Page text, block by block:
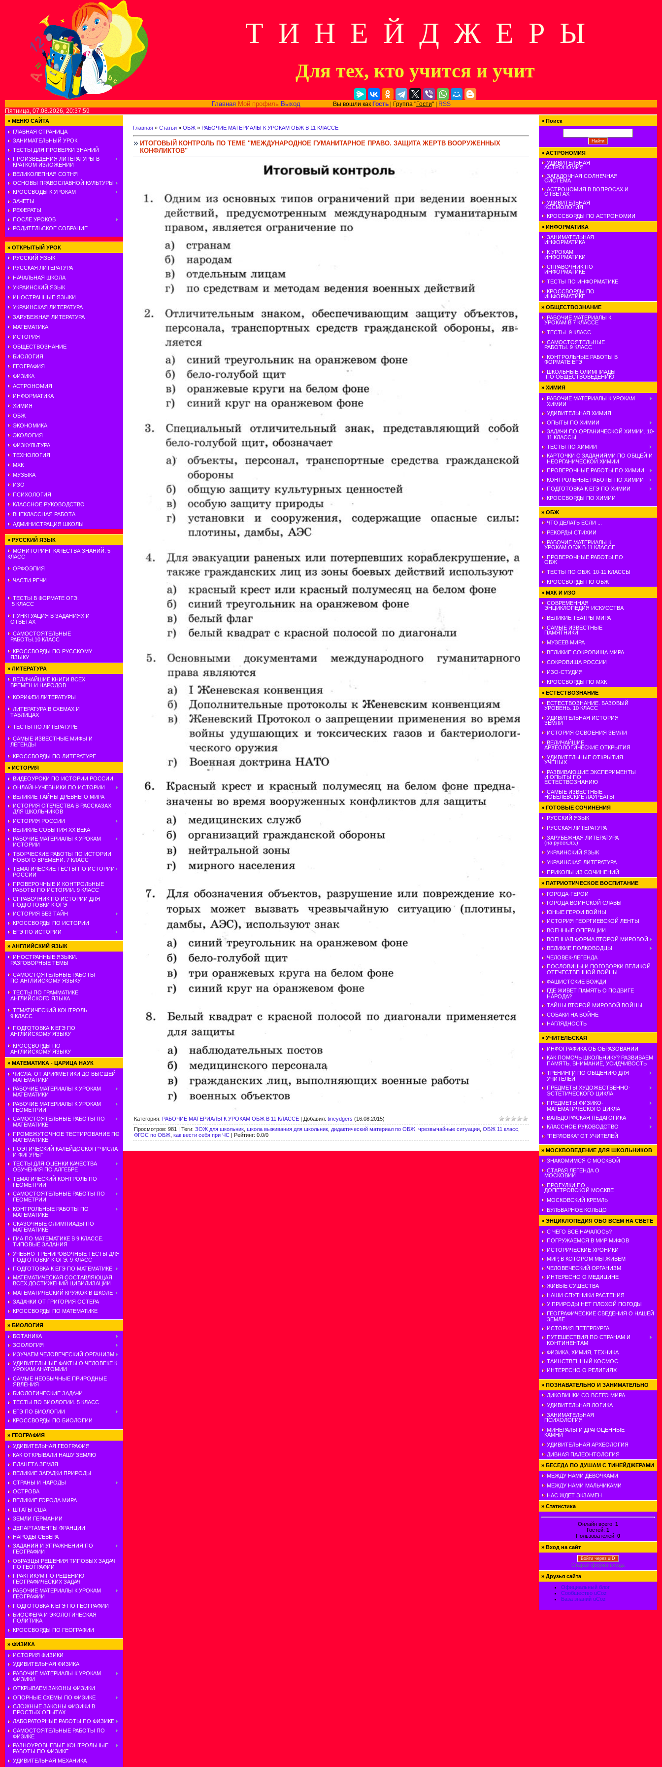
Т И Н Е Й Д Ж Е Р Ы
Для тех, кто учится и учит
Главная Мой профиль ВыходВы вошли как Гость| Группа "Гости" |
RSS
Пятница, 07.08.2026, 20:37:59
» МЕНЮ САЙТА
ГЛАВНАЯ СТРАНИЦА
ЗАНИМАТЕЛЬНЫЙ УРОК
ТЕСТЫ ДЛЯ ПРОВЕРКИ ЗНАНИЙ
ПРОИЗВЕДЕНИЯ ЛИТЕРАТУРЫ В
КРАТКОМ ИЗЛОЖЕНИИ
ВЕЛИКОЛЕПНАЯ СОТНЯ
ОСНОВЫ ПРАВОСЛАВНОЙ КУЛЬТУРЫ
КРОССВОДЫ К УРОКАМ
ЗАЧЕТЫ
РЕФЕРАТЫ
ПОСЛЕ УРОКОВ
РОДИТЕЛЬСКОЕ СОБРАНИЕ
» ОТКРЫТЫЙ УРОК
РУССКИЙ ЯЗЫК
РУССКАЯ ЛИТЕРАТУРА
НАЧАЛЬНАЯ ШКОЛА
УКРАИНСКИЙ ЯЗЫК
ИНОСТРАННЫЕ ЯЗЫКИ
УКРАИНСКАЯ ЛИТЕРАТУРА
ЗАРУБЕЖНАЯ ЛИТЕРАТУРА
МАТЕМАТИКА
ИСТОРИЯ
ОБЩЕСТВОЗНАНИЕ
БИОЛОГИЯ
ГЕОГРАФИЯ
ФИЗИКА
АСТРОНОМИЯ
ИНФОРМАТИКА
ХИМИЯ
ОБЖ
ЭКОНОМИКА
ЭКОЛОГИЯ
ФИЗКУЛЬТУРА
ТЕХНОЛОГИЯ
МХК
МУЗЫКА
ИЗО
ПСИХОЛОГИЯ
КЛАССНОЕ РУКОВОДСТВО
ВНЕКЛАССНАЯ РАБОТА
АДМИНИСТРАЦИЯ ШКОЛЫ
» РУССКИЙ ЯЗЫК
МОНИТОРИНГ КАЧЕСТВА ЗНАНИЙ. 5
КЛАСС
ОРФОЭПИЯ
ЧАСТИ РЕЧИ
ТЕСТЫ В ФОРМАТЕ ОГЭ.
5 КЛАСС
ПУНКТУАЦИЯ В ЗАДАНИЯХ И
ОТВЕТАХ
САМОСТОЯТЕЛЬНЫЕ
РАБОТЫ.10 КЛАСС
КРОССВОРДЫ ПО РУССКОМУ
ЯЗЫКУ
» ЛИТЕРАТУРА
ВЕЛИЧАЙШИЕ КНИГИ ВСЕХ
ВРЕМЕН И НАРОДОВ
КОРИФЕИ ЛИТЕРАТУРЫ
ЛИТЕРАТУРА В СХЕМАХ И
ТАБЛИЦАХ
ТЕСТЫ ПО ЛИТЕРАТУРЕ
САМЫЕ ИЗВЕСТНЫЕ МИФЫ И
ЛЕГЕНДЫ
КРОССВОРДЫ ПО ЛИТЕРАТУРЕ
» ИСТОРИЯ
ВИДЕОУРОКИ ПО ИСТОРИИ РОССИИ
ОНЛАЙН-УЧЕБНИКИ ПО ИСТОРИИ
ВЕЛИКИЕ ТАЙНЫ ДРЕВНЕГО МИРА
ИСТОРИЯ ОТЕЧЕСТВА В РАССКАЗАХ
ДЛЯ ШКОЛЬНИКОВ
ИСТОРИЯ РОССИИ
ВЕЛИКИЕ СОБЫТИЯ ХХ ВЕКА
РАБОЧИЕ МАТЕРИАЛЫ К УРОКАМ
ИСТОРИИ
ТВОРЧЕСКИЕ РАБОТЫ ПО ИСТОРИИ
НОВОГО ВРЕМЕНИ. 7 КЛАСС
ТЕМАТИЧЕСКИЕ ТЕСТЫ ПО ИСТОРИИ
РОССИИ
ПРОВЕРОЧНЫЕ И КОНТРОЛЬНЫЕ
РАБОТЫ ПО ИСТОРИИ. 9 КЛАСС
СПРАВОЧНИК ПО ИСТОРИИ ДЛЯ
ПОДГОТОВКИ К ОГЭ
ИСТОРИЯ БЕЗ ТАЙН
КРОССВОРДЫ ПО ИСТОРИИ
ЕГЭ ПО ИСТОРИИ
» АНГЛИЙСКИЙ ЯЗЫК
ИНОСТРАННЫЕ ЯЗЫКИ.
РАЗГОВОРНЫЕ ТЕМЫ
САМОСТОЯТЕЛЬНЫЕ РАБОТЫ
ПО АНГЛИЙСКОМУ ЯЗЫКУ
ТЕСТЫ ПО ГРАММАТИКЕ
АНГЛИЙСКОГО ЯЗЫКА
ТЕМАТИЧЕСКИЙ КОНТРОЛЬ.
9 КЛАСС
ПОДГОТОВКА К ЕГЭ ПО
АНГЛИЙСКОМУ ЯЗЫКУ
КРОССВОРДЫ ПО
АНГЛИЙСКОМУ ЯЗЫКУ
» МАТЕМАТИКА - ЦАРИЦА НАУК
ЧИСЛА: ОТ АРИФМЕТИКИ ДО ВЫСШЕЙ
МАТЕМАТИКИ
РАБОЧИЕ МАТЕРИАЛЫ К УРОКАМ
МАТЕМАТИКИ
РАБОЧИЕ МАТЕРИАЛЫ К УРОКАМ
ГЕОМЕТРИИ
САМОСТОЯТЕЛЬНЫЕ РАБОТЫ ПО
МАТЕМАТИКЕ
ПРОМЕЖУТОЧНОЕ ТЕСТИРОВАНИЕ ПО
МАТЕМАТИКЕ
ПОЭТИЧЕСКИЙ КАЛЕЙДОСКОП "ЧИСЛА
И ФИГУРЫ"
ТЕСТЫ ДЛЯ ОЦЕНКИ КАЧЕСТВА
ОБУЧЕНИЯ ПО АЛГЕБРЕ
ТЕМАТИЧЕСКИЙ КОНТРОЛЬ ПО
ГЕОМЕТРИИ
САМОСТОЯТЕЛЬНЫЕ РАБОТЫ ПО
ГЕОМЕТРИИ
КОНТРОЛЬНЫЕ РАБОТЫ ПО
МАТЕМАТИКЕ
СКАЗОЧНЫЕ ОЛИМПИАДЫ ПО
МАТЕМАТИКЕ
ГИА ПО МАТЕМАТИКЕ В 9 КЛАССЕ.
ТИПОВЫЕ ЗАДАНИЯ
УЧЕБНО-ТРЕНИРОВОЧНЫЕ ТЕСТЫ ДЛЯ
ПОДГОТОВКИ К ОГЭ. 9 КЛАСС
ПОДГОТОВКА К ЕГЭ ПО МАТЕМАТИКЕ
МАТЕМАТИЧЕСКАЯ СОСТАВЛЯЮЩАЯ
ВСЕХ ДОСТИЖЕНИЙ ЦИВИЛИЗАЦИИ
МАТЕМАТИЧЕСКИЙ КРУЖОК В ШКОЛЕ
ЗАДАЧКИ ОТ ГРИГОРИЯ ОСТЕРА
КРОССВОРДЫ ПО МАТЕМАТИКЕ
» БИОЛОГИЯ
БОТАНИКА
ЗООЛОГИЯ
ИЗУЧАЕМ ЧЕЛОВЕЧЕСКИЙ ОРГАНИЗМ
УДИВИТЕЛЬНЫЕ ФАКТЫ О ЧЕЛОВЕКЕ К
УРОКАМ АНАТОМИИ
САМЫЕ НЕОБЫЧНЫЕ ПРИРОДНЫЕ
ЯВЛЕНИЯ
БИОЛОГИЧЕСКИЕ ЗАДАЧИ
ТЕСТЫ ПО БИОЛОГИИ. 5 КЛАСС
ЕГЭ ПО БИОЛОГИИ
КРОССВОРДЫ ПО БИОЛОГИИ
» ГЕОГРАФИЯ
УДИВИТЕЛЬНАЯ ГЕОГРАФИЯ
КАК ОТКРЫВАЛИ НАШУ ЗЕМЛЮ
ПЛАНЕТА ЗЕМЛЯ
ВЕЛИКИЕ ЗАГАДКИ ПРИРОДЫ
СТРАНЫ И НАРОДЫ
ОСТРОВА
ВЕЛИКИЕ ГОРОДА МИРА
ШТАТЫ США
ЗЕМЛИ ГЕРМАНИИ
ДЕПАРТАМЕНТЫ ФРАНЦИИ
НАРОДЫ СЕВЕРА
ЗАДАНИЯ И УПРАЖНЕНИЯ ПО
ГЕОГРАФИИ
ОБРАЗЦЫ РЕШЕНИЯ ТИПОВЫХ ЗАДАЧ
ПО ГЕОГРАФИИ
ПРАКТИКУМ ПО РЕШЕНИЮ
ГЕОГРАФИЧЕСКИХ ЗАДАЧ
РАБОЧИЕ МАТЕРИАЛЫ К УРОКАМ
ГЕОГРАФИИ
ПОДГОТОВКА К ЕГЭ ПО ГЕОГРАФИИ
БИОСФЕРА И ЭКОЛОГИЧЕСКАЯ
ПОЛИТИКА
КРОССВОРДЫ ПО ГЕОГРАФИИ
» ФИЗИКА
ИСТОРИЯ ФИЗИКИ
УДИВИТЕЛЬНАЯ ФИЗИКА
РАБОЧИЕ МАТЕРИАЛЫ К УРОКАМ
ФИЗИКИ
ОТКРЫВАЕМ ЗАКОНЫ ФИЗИКИ
ОПОРНЫЕ СХЕМЫ ПО ФИЗИКЕ
СЛОЖНЫЕ ЗАКОНЫ ФИЗИКИ В
ПРОСТЫХ ОПЫТАХ
ЛАБОРАТОРНЫЕ РАБОТЫ ПО ФИЗИКЕ
САМОСТОЯТЕЛЬНЫЕ РАБОТЫ ПО
ФИЗИКЕ
РАЗНОУРОВНЕВЫЕ КОНТРОЛЬНЫЕ
РАБОТЫ ПО ФИЗИКЕ
УДИВИТЕЛЬНАЯ МЕХАНИКА
Главная » Статьи » ОБЖ » РАБОЧИЕ МАТЕРИАЛЫ К УРОКАМ ОБЖ В 11 КЛАССЕ
ИТОГОВЫЙ КОНТРОЛЬ ПО ТЕМЕ "МЕЖДУНАРОДНОЕ ГУМАНИТАРНОЕ ПРАВО. ЗАЩИТА ЖЕРТВ ВООРУЖЕННЫХ
КОНФЛИКТОВ"
Категория: РАБОЧИЕ МАТЕРИАЛЫ К УРОКАМ ОБЖ В 11 КЛАССЕ | Добавил: tineydgers (16.08.2015)
Просмотров: 981 | Теги: ЗОЖ для школьник школа выживания для школьник дидактический материал по ОБЖ чрезвычайные ситуации ОБЖ 11 класс
ФГОС по ОБЖ как вести себя при ЧС | Рейтинг: 0.0/0
» Поиск
» АСТРОНОМИЯ
УДИВИТЕЛЬНАЯ
АСТРОНОМИЯ
ЗАГАДОЧНАЯ СОЛНЕЧНАЯ
СИСТЕМА
АСТРОНОМИЯ В ВОПРОСАХ И
ОТВЕТАХ
УДИВИТЕЛЬНАЯ
КОСМОЛОГИЯ
КРОССВОРДЫ ПО АСТРОНОМИИ
» ИНФОРМАТИКА
ЗАНИМАТЕЛЬНАЯ
ИНФОРМАТИКА
К УРОКАМ
ИНФОРМАТИКИ
СПРАВОЧНИК ПО
ИНФОРМАТИКЕ
ТЕСТЫ ПО ИНФОРМАТИКЕ
КРОССВОРДЫ ПО
ИНФОРМАТИКЕ
» ОБЩЕСТВОЗНАНИЕ
РАБОЧИЕ МАТЕРИАЛЫ К
УРОКАМ В 7 КЛАССЕ
ТЕСТЫ. 9 КЛАСС
САМОСТОЯТЕЛЬНЫЕ
РАБОТЫ. 9 КЛАСС
КОНТРОЛЬНЫЕ РАБОТЫ В
ФОРМАТЕ ЕГЭ
ШКОЛЬНЫЕ ОЛИМПИАДЫ
ПО ОБЩЕСТВОВЕДЕНИЮ
» ХИМИЯ
РАБОЧИЕ МАТЕРИАЛЫ К УРОКАМ
ХИМИИ
УДИВИТЕЛЬНАЯ ХИМИЯ
ОПЫТЫ ПО ХИМИИ
ЗАДАЧИ ПО ОРГАНИЧЕСКОЙ ХИМИИ. 10-
11 КЛАССЫ
ТЕСТЫ ПО ХИМИИ
КАРТОЧКИ С ЗАДАНИЯМИ ПО ОБЩЕЙ И
НЕОРГАНИЧЕСКОЙ ХИМИИ
ПРОВЕРОЧНЫЕ РАБОТЫ ПО ХИМИИ
КОНТРОЛЬНЫЕ РАБОТЫ ПО ХИМИИ
ПОДГОТОВКА К ЕГЭ ПО ХИМИИ
КРОССВОРДЫ ПО ХИМИИ
» ОБЖ
ЧТО ДЕЛАТЬ ЕСЛИ ...
РЕКОРДЫ СТИХИИ
РАБОЧИЕ МАТЕРИАЛЫ К
УРОКАМ ОБЖ В 11 КЛАССЕ
ПРОВЕРОЧНЫЕ РАБОТЫ ПО
ОБЖ
ТЕСТЫ ПО ОБЖ. 10-11 КЛАССЫ
КРОССВОРДЫ ПО ОБЖ
» МХК И ИЗО
СОВРЕМЕННАЯ
ЭНЦИКЛОПЕДИЯ ИСКУССТВА
ВЕЛИКИЕ ТЕАТРЫ МИРА
САМЫЕ ИЗВЕСТНЫЕ
ПАМЯТНИКИ
МУЗЕЕВ МИРА
ВЕЛИКИЕ СОКРОВИЩА МИРА
СОКРОВИЩА РОССИИ
ИЗО-СТУДИЯ
КРОССВОРДЫ ПО МХК
» ЕСТЕСТВОЗНАНИЕ
ЕСТЕСТВОЗНАНИЕ. БАЗОВЫЙ
УРОВЕНЬ. 10 КЛАСС
УДИВИТЕЛЬНАЯ ИСТОРИЯ
ЗЕМЛИ
ИСТОРИЯ ОСВОЕНИЯ ЗЕМЛИ
ВЕЛИЧАЙШИЕ
АРХЕОЛОГИЧЕСКИЕ ОТКРЫТИЯ
УДИВИТЕЛЬНЫЕ ОТКРЫТИЯ
УЧЕНЫХ
РАЗВИВАЮШИЕ ЭКСПЕРИМЕНТЫ
И ОПЫТЫ ПО
ЕСТЕСТВОЗНАНИЮ
САМЫЕ ИЗВЕСТНЫЕ
НОБЕЛЕВСКИЕ ЛАУРЕАТЫ
» ГОТОВЫЕ СОЧИНЕНИЯ
РУССКИЙ ЯЗЫК
РУССКАЯ ЛИТЕРАТУРА
ЗАРУБЕЖНАЯ ЛИТЕРАТУРА
(на русск.яз.)
УКРАИНСКИЙ ЯЗЫК
УКРАИНСКАЯ ЛИТЕРАТУРА
ПРИКОЛЫ ИЗ СОЧИНЕНИЙ
» ПАТРИОТИЧЕСКОЕ ВОСПИТАНИЕ
ГОРОДА-ГЕРОИ
ГОРОДА ВОИНСКОЙ СЛАВЫ
ЮНЫЕ ГЕРОИ ВОЙНЫ
ИСТОРИЯ ГЕОРГИЕВСКОЙ ЛЕНТЫ
ВОЕННЫЕ ОПЕРАЦИИ
ВОЕННАЯ ФОРМА ВТОРОЙ МИРОВОЙ
ВЕЛИКИЕ ПОЛКОВОДЦЫ
ЧЕЛОВЕК-ЛЕГЕНДА
ПОСЛОВИЦЫ И ПОГОВОРКИ ВЕЛИКОЙ
ОТЕЧЕСТВЕННОЙ ВОЙНЫ
ФАШИСТСКИЕ ВОЖДИ
ГДЕ ЖИВЕТ ПАМЯТЬ О ПОДВИГЕ
НАРОДА?
ТАЙНЫ ВТОРОЙ МИРОВОЙ ВОЙНЫ
СОБАКИ НА ВОЙНЕ
НАГЛЯДНОСТЬ
» УЧИТЕЛЬСКАЯ
ИНФОГРАФИКА ОБ ОБРАЗОВАНИИ
КАК ПОМОЧЬ ШКОЛЬНИКУ? РАЗВИВАЕМ
ПАМЯТЬ, ВНИМАНИЕ, УСИДЧИВОСТЬ
ТРЕНИНГИ ПО ОБЩЕНИЮ ДЛЯ
УЧИТЕЛЕЙ
ПРЕДМЕТЫ ХУДОЖЕСТВЕННО-
ЭСТЕТИЧЕСКОГО ЦИКЛА
ПРЕДМЕТЫ ФИЗИКО-
МАТЕМАТИЧЕСКОГО ЦИКЛА
ВАЛЬДОРФСКАЯ ПЕДАГОГИКА
КЛАССНОЕ РУКОВОДСТВО
"ПЕРЛОВКА" ОТ УЧИТЕЛЕЙ
» МОСКВОВЕДЕНИЕ ДЛЯ ШКОЛЬНИКОВ
ЗНАКОМИМСЯ С МОСКВОЙ
СТАРАЯ ЛЕГЕНДА О
МОСКОВИИ
ПРОГУЛКИ ПО
ДОПЕТРОВСКОЙ МОСКВЕ
МОСКОВСКИЙ КРЕМЛЬ
БУЛЬВАРНОЕ КОЛЬЦО
» ЭНЦИКЛОПЕДИЯ ОБО ВСЕМ НА СВЕТЕ
С ЧЕГО ВСЕ НАЧАЛОСЬ?
ПОГРУЖАЕМСЯ В МИР МИФОВ
ИСТОРИЧЕСКИЕ ХРОНИКИ
МИР, В КОТОРОМ МЫ ЖИВЕМ
ЧЕЛОВЕЧЕСКИЙ ОРГАНИЗМ
ИНТЕРЕСНО О МЕДИЦИНЕ
ЖИВЫЕ СУЩЕСТВА
НАШИ СПУТНИКИ РАСТЕНИЯ
У ПРИРОДЫ НЕТ ПЛОХОЙ ПОГОДЫ
ГЕОГРАФИЧЕСКИЕ СВЕДЕНИЯ О НАШЕЙ
ЗЕМЛЕ
ИСТОРИЯ ПЕТЕРБУРГА
ПУТЕШЕСТВИЯ ПО СТРАНАМ И
КОНТИНЕНТАМ
ФИЗИКА, ХИМИЯ, ТЕХНИКА
ТАИНСТВЕННЫЙ КОСМОС
ИНТЕРЕСНО О РЕЛИГИЯХ
» ПОЗНАВАТЕЛЬНО И ЗАНИМАТЕЛЬНО
ДИКОВИНКИ СО ВСЕГО МИРА
УДИВИТЕЛЬНАЯ ЛОГИКА
ЗАНИМАТЕЛЬНАЯ
ПСИХОЛОГИЯ
МИНЕРАЛЫ И ДРАГОЦЕННЫЕ
КАМНИ
УДИВИТЕЛЬНАЯ АРХЕОЛОГИЯ
ДИВНАЯ ПАЛЕОНТОЛОГИЯ
» БЕСЕДА ПО ДУШАМ С ТИНЕЙДЖЕРАМИ
МЕЖДУ НАМИ ДЕВОЧКАМИ
МЕЖДУ НАМИ МАЛЬЧИКАМИ
НАС ЖДЕТ ЭКЗАМЕН
» Статистика
Онлайн всего: 1
Гостей: 1
Пользователей: 0
» Вход на сайт
Войти через uID
Старая форма входа
» Друзья сайта
Официальный блог
Сообщество uCoz
База знаний uCoz